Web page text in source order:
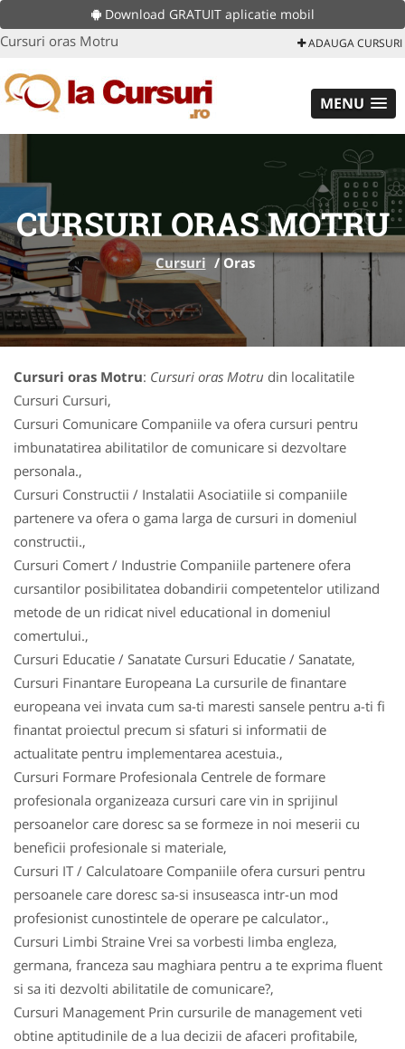
Download GRATUIT aplicatie mobil
Cursuri oras Motru ADAUGA CURSURI
MENU
CURSURI ORAS MOTRU
Cursuri / Oras
Cursuri oras Motru: Cursuri oras Motru din localitatile
Cursuri Cursuri,
Cursuri Comunicare Companiile va ofera cursuri pentru
imbunatatirea abilitatilor de comunicare si dezvoltare
personala.,
Cursuri Constructii / Instalatii Asociatiile si companiile
partenere va ofera o gama larga de cursuri in domeniul
constructii.,
Cursuri Comert / Industrie Companiile partenere ofera
cursantilor posibilitatea dobandirii competentelor utilizand
metode de un ridicat nivel educational in domeniul
comertului.,
Cursuri Educatie / Sanatate Cursuri Educatie / Sanatate,
Cursuri Finantare Europeana La cursurile de finantare
europeana vei invata cum sa-ti maresti sansele pentru a-ti fi
finantat proiectul precum si sfaturi si informatii de
actualitate pentru implementarea acestuia.,
Cursuri Formare Profesionala Centrele de formare
profesionala organizeaza cursuri care vin in sprijinul
persoanelor care doresc sa se formeze in noi meserii cu
beneficii profesionale si materiale,
Cursuri IT / Calculatoare Companiile ofera cursuri pentru
persoanele care doresc sa-si insuseasca intr-un mod
profesionist cunostintele de operare pe calculator.,
Cursuri Limbi Straine Vrei sa vorbesti limba engleza,
germana, franceza sau maghiara pentru a te exprima fluent
si sa iti dezvolti abilitatile de comunicare?,
Cursuri Management Prin cursurile de management veti
obtine aptitudinile de a lua decizii de afaceri profitabile,